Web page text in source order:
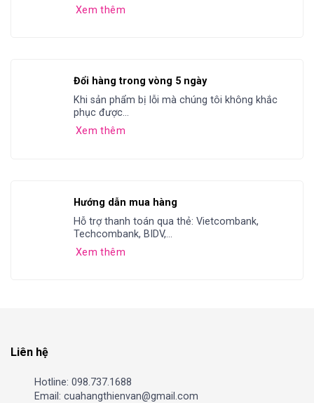
Xem thêm
Đổi hàng trong vòng 5 ngày
Khi sản phẩm bị lỗi mà chúng tôi không khắc
phục được...
Xem thêm
Hướng dẫn mua hàng
Hỗ trợ thanh toán qua thẻ: Vietcombank,
Techcombank, BIDV,...
Xem thêm
Liên hệ
Hotline: 098.737.1688
Email: cuahangthienvan@gmail.com